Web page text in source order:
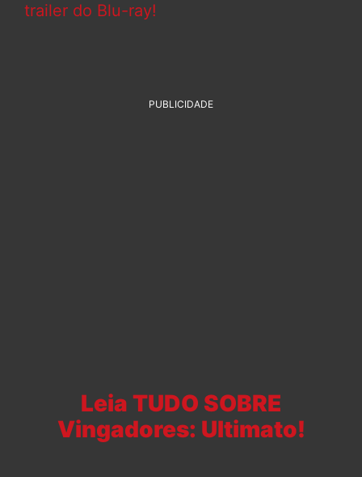
trailer do Blu-ray!
PUBLICIDADE
Leia TUDO SOBRE
Vingadores: Ultimato!